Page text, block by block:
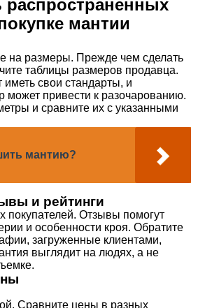
распространенных
мантии
на размеры. Прежде чем сделать
таблицы размеров продавца.
свои стандарты, и
может привести к разочарованию.
и сравните их с указанными
мантию?
и рейтинги
покупателей. Отзывы помогут
и особенности кроя. Обратите
загруженные клиентами,
выглядит на людях, а не
Сравните цены в разных